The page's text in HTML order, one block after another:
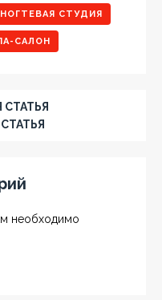
НОГТЕВАЯ СТУДИЯ
САЛОН
необходимо